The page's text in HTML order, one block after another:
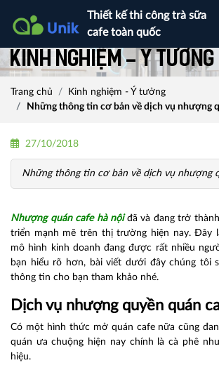
Thiết kế thi công trà sữa
cafe toàn quốc
Kinh nghiệm - Ý tưởng
Trang chủ
Kinh nghiệm - Ý tưởng
Những thông tin cơ bản về dịch vụ nhượng
27/10/2018
Những thông tin cơ bản về dịch vụ nhượng
Nhượng quán cafe hà nội đã và đang trở
triển mạnh mẽ trên thị trường hiện nay. Đây
mô hình kinh doanh đang được rất nhiều
bạn hiểu rõ hơn, bài viết dưới đây chúng tôi
thông tin cho bạn tham khảo nhé.
Dịch vụ nhượng quyền quán
Có một hình thức mở quán cafe nữa cũng
quán ưa chuộng hiện nay chính là cà phê
hiệu.